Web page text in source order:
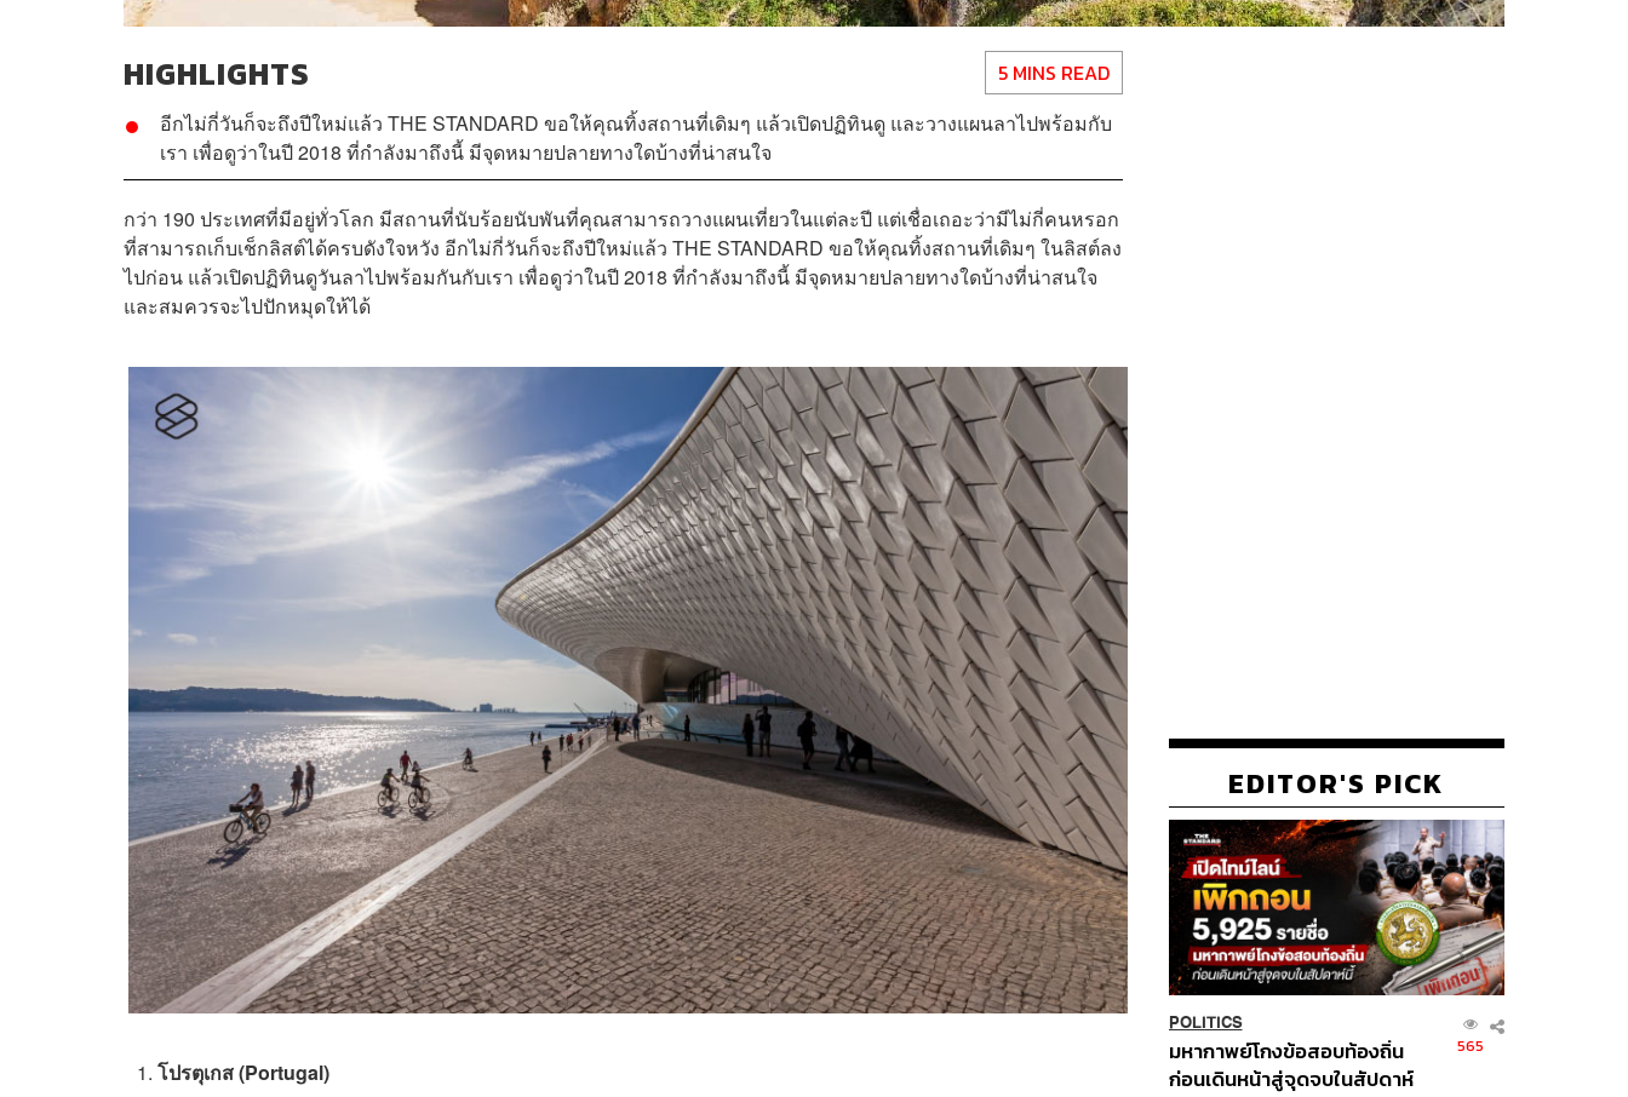
HIGHLIGHTS 5 MINS READ
อีกไม่กี่วันก็จะถึงปีใหม่แล้ว THE STANDARD ขอให้คุณทิ้งสถานที่เดิมๆ แล้วเปิดปฏิทินดู และวางแผนลาไปพร้อมกับ
เรา เพื่อดูว่าในปี 2018 ที่กำลังมาถึงนี้ มีจุดหมายปลายทางใดบ้างที่น่าสนใจ
กว่า 190 ประเทศที่มีอยู่ทั่วโลก มีสถานที่นับร้อยนับพันที่คุณสามารถวางแผนเที่ยวในแต่ละปี แต่เชื่อเถอะว่ามีไม่กี่คนหรอก
ที่สามารถเก็บเช็กลิสต์ได้ครบดังใจหวัง อีกไม่กี่วันก็จะถึงปีใหม่แล้ว THE STANDARD ขอให้คุณทิ้งสถานที่เดิมๆ ในลิสต์ลง
ไปก่อน แล้วเปิดปฏิทินดูวันลาไปพร้อมกันกับเรา เพื่อดูว่าในปี 2018 ที่กำลังมาถึงนี้ มีจุดหมายปลายทางใดบ้างที่น่าสนใจ
และสมควรจะไปปักหมุดให้ได้
โปรตุเกส (Portugal)
EDITOR'S PICK
POLITICS
มหากาพย์โกงข้อสอบท้องถิ่น
ก่อนเดินหน้าสู่จุดจบในสัปดาห์
565